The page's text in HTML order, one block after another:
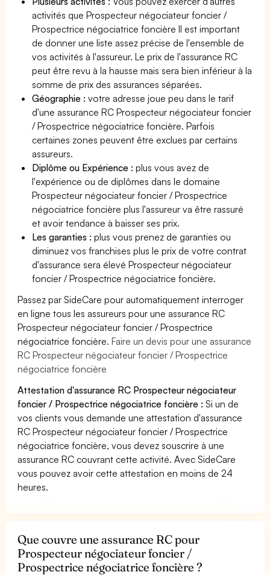
activités que Prospecteur négociateur foncier /
Prospectrice négociatrice foncière Il est important
de donner une liste assez précise de l'ensemble de
vos activités à l'assureur. Le prix de l'assurance RC
peut être revu à la hausse mais sera bien inférieur à la
somme de prix des assurances séparées.
Géographie :votre adresse joue peu dans le tarif
d'une assurance RC Prospecteur négociateur foncier
/ Prospectrice négociatrice foncière. Parfois
certaines zones peuvent être exclues par certains
assureurs.
Diplôme ou Expérience :plus vous avez de
l'expérience ou de diplômes dans le domaine
Prospecteur négociateur foncier / Prospectrice
négociatrice foncière plus l'assureur va être rassuré
et avoir tendance à baisser ses prix.
Les garanties :plus vous prenez de garanties ou
diminuez vos franchises plus le prix de votre contrat
d'assurance sera élevé Prospecteur négociateur
foncier / Prospectrice négociatrice foncière.
Passez par SideCare pour automatiquement interroger
en ligne tous les assureurs pour une assurance RC
Prospecteur négociateur foncier / Prospectrice
négociatrice foncière.Faire un devis pour une assurance
RC Prospecteur négociateur foncier / Prospectrice
négociatrice foncière
Attestation d'assurance RC Prospecteur négociateur
foncier / Prospectrice négociatrice foncière : Si un de
vos clients vous demande une attestation d'assurance
RC Prospecteur négociateur foncier / Prospectrice
négociatrice foncière, vous devez souscrire à une
assurance RC couvrant cette activité. Avec SideCare
vous pouvez avoir cette attestation en moins de 24
heures.
Que couvre une assurance RC pour
Prospecteur négociateur foncier /
Prospectrice négociatrice foncière ?